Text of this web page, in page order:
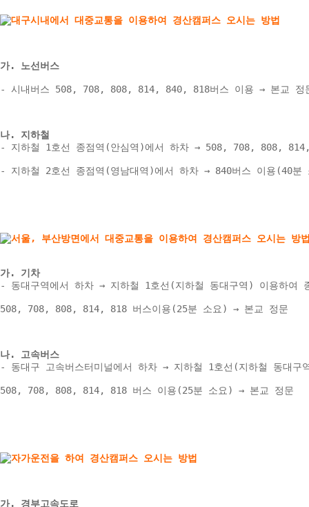
가. 노선버스
- 시내버스 508, 708, 808, 814, 840, 818버스 이용 → 본교
나. 지하철
- 지하철 1호선 종점역(안심역)에서 하차 → 508, 708, 808,
- 지하철 2호선 종점역(영남대역)에서 하차 → 840버스 이용(40
가. 기차
- 동대구역에서 하차 → 지하철 1호선(지하철 동대구역) 이용하
508, 708, 808, 814, 818 버스이용(25분 소요) → 본교 정문
나. 고속버스
- 동대구 고속버스터미널에서 하차 → 지하철 1호선(지하철 동대
508, 708, 808, 814, 818 버스 이용(25분 소요) → 본교 정문
가. 경부고속도로